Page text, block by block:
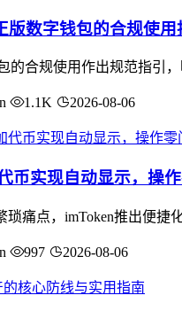
数字钱包的合规使用
的合规使用作出规范指引
1.1K 2026-08-06
币实现自动显示，操
痛点，imToken推出便
997 2026-08-06